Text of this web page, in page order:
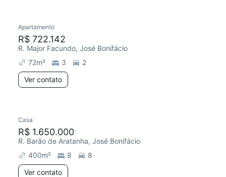
Apartamento
R$ 722.142
R. Major Facundo, José Bonifácio
72m² 3
2
Ver contato
Casa
R$ 1.650.000
R. Barão de Aratanha, José Bonifácio
400m² 8
8
Ver contato